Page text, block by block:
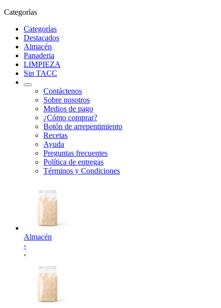
Categorías
Categorías
Destacados
Almacén
Panaderia
LIMPIEZA
Sin TACC
Contáctenos
Sobre nosotros
Medios de pago
¿Cómo comprar?
Botón de arrepentimiento
Recetas
Ayuda
Preguntas frecuentes
Política de entregas
Términos y Condiciones
Almacén
›
‹